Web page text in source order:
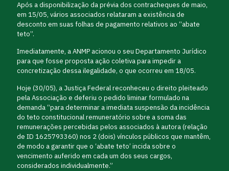
Após a disponibilização da prévia dos contracheques de maio,
em 15/05, vários associados relataram a existência de
desconto em suas folhas de pagamento relativos ao “abate
teto”.
Imediatamente, a ANMP acionou o seu Departamento Jurídico
para que fosse proposta ação coletiva para impedir a
concretização dessa ilegalidade, o que ocorreu em 18/05.
Hoje (30/05), a Justiça Federal reconheceu o direito pleiteado
pela Associação e deferiu o pedido liminar formulado na
demanda “para determinar a imediata suspensão da incidência
do teto constitucional remuneratório sobre a soma das
remunerações percebidas pelos associados à autora (relação
de ID 1625793360) nos 2 (dois) vínculos públicos que mantêm,
de modo a garantir que o ‘abate teto’ incida sobre o
vencimento auferido em cada um dos seus cargos,
considerados individualmente.”